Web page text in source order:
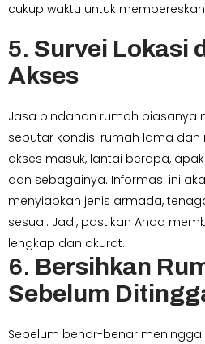
cukup waktu untuk
5. Survei Lokasi
Akses
Jasa pindahan rumah biasanya
seputar kondisi rumah lama dan
akses masuk, lantai berapa,
dan sebagainya. Informasi ini
menyiapkan jenis armada,
sesuai. Jadi, pastikan Anda
lengkap dan akurat.
6. Bersihkan
Sebelum
Sebelum benar-benar